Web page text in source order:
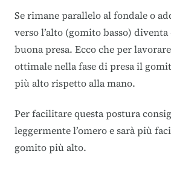
Se rimane parallelo al fondale o
verso l’alto (gomito basso)
buona presa. Ecco che per
ottimale nella fase di presa il
più alto rispetto alla mano.
Per facilitare questa postura
leggermente l’omero e sarà più
gomito più alto.